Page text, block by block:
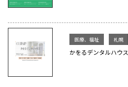
医療、福祉 札幌
かをるデンタルハウス